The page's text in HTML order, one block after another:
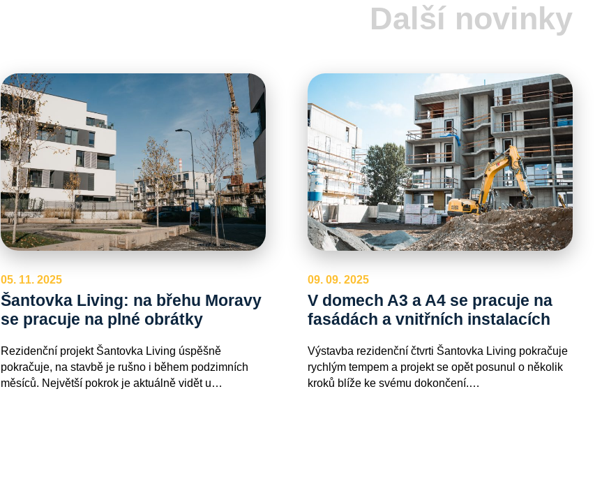
Další novinky
05. 11. 2025
Šantovka Living: na břehu Moravy
se pracuje na plné obrátky
Rezidenční projekt Šantovka Living úspěšně
pokračuje, na stavbě je rušno i během podzimních
měsíců. Největší pokrok je aktuálně vidět u…
09. 09. 2025
V domech A3 a A4 se pracuje na
fasádách a vnitřních instalacích
Výstavba rezidenční čtvrti Šantovka Living pokračuje
rychlým tempem a projekt se opět posunul o několik
kroků blíže ke svému dokončení.…